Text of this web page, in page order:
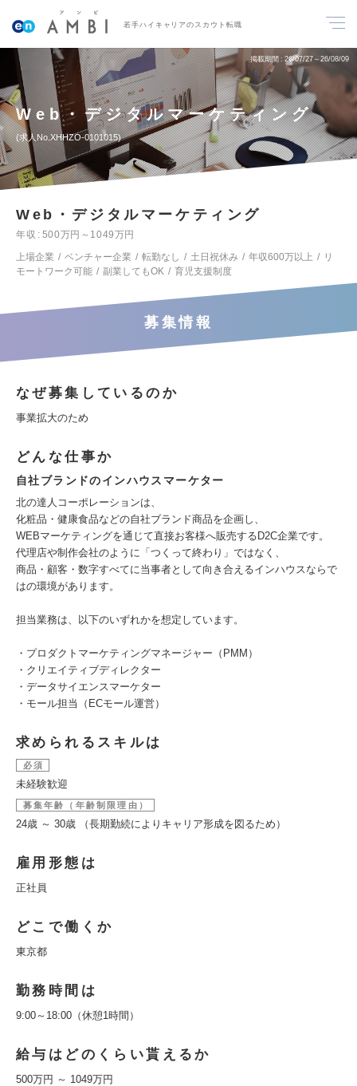
若手ハイキャリアのスカウト転職
掲載期間 26/07/27～26/08/09
Web・デジタルマーケティング
求人No.XHHZO-0101015
Web・デジタルマーケティング
年収
500万円～1049万円
上場企業
ベンチャー企業 転勤なし 土日祝休み 年収600万以上
リ
モートワーク可能
副業してもOK 育児支援制度
募集情報
なぜ募集しているのか
事業拡大のため
どんな仕事か
自社ブランドのインハウスマーケター
北の達人コーポレーションは、
化粧品・健康食品などの自社ブランド商品を企画し、
WEBマーケティングを通じて直接お客様へ販売するD2C企業です。
代理店や制作会社のように「つくって終わり」ではなく、
商品・顧客・数字すべてに当事者として向き合えるインハウスならで
はの環境があります。
担当業務は、以下のいずれかを想定しています。
・プロダクトマーケティングマネージャー（PMM）
・クリエイティブディレクター
・データサイエンスマーケター
・モール担当（ECモール運営）
求められるスキルは
必須
未経験歓迎
募集年齢（年齢制限理由）
24歳 ～ 30歳 （長期勤続によりキャリア形成を図るため）
雇用形態は
正社員
どこで働くか
東京都
勤務時間は
9:00～18:00（休憩1時間）
給与はどのくらい貰えるか
500万円 ～ 1049万円